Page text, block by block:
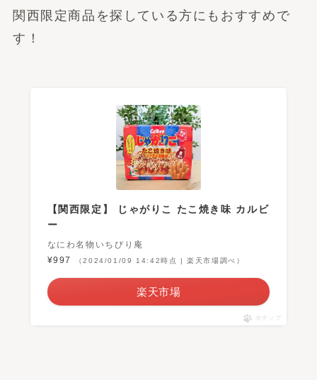
関西限定商品を探している方にもおすすめで
す！
【関西限定】 じゃがりこ たこ焼き味 カルビ
ー
なにわ名物いちびり庵
¥997
（2024/01/09 14:42時点 | 楽天市場調べ）
楽天市場
ポチップ